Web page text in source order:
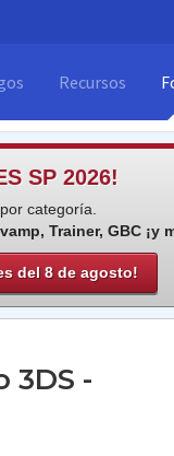
Recursos
SP 2026!
categoría.
Trainer, GBC ¡y
del 8 de agosto!
3DS -